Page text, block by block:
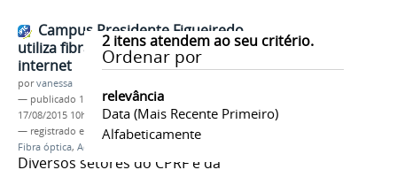
2itens atendem ao seu critério.
Ordenar por
relevância
Data (mais Recente Primeiro)
Alfabeticamente
Campus Presidente Figueiredo
utiliza fibra óptica para conexão à
internet
porvanessa
— publicado 17/08/2015—última modificação
17/08/2015 10h27
— registrado em:
Campus Presidente Figueiredo
Fibra óptica, Acesso à internet
Diversos setores do CPRF e da